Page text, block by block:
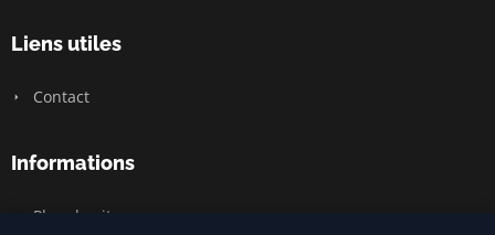
Liens utiles
Contact
Informations
Plan du site